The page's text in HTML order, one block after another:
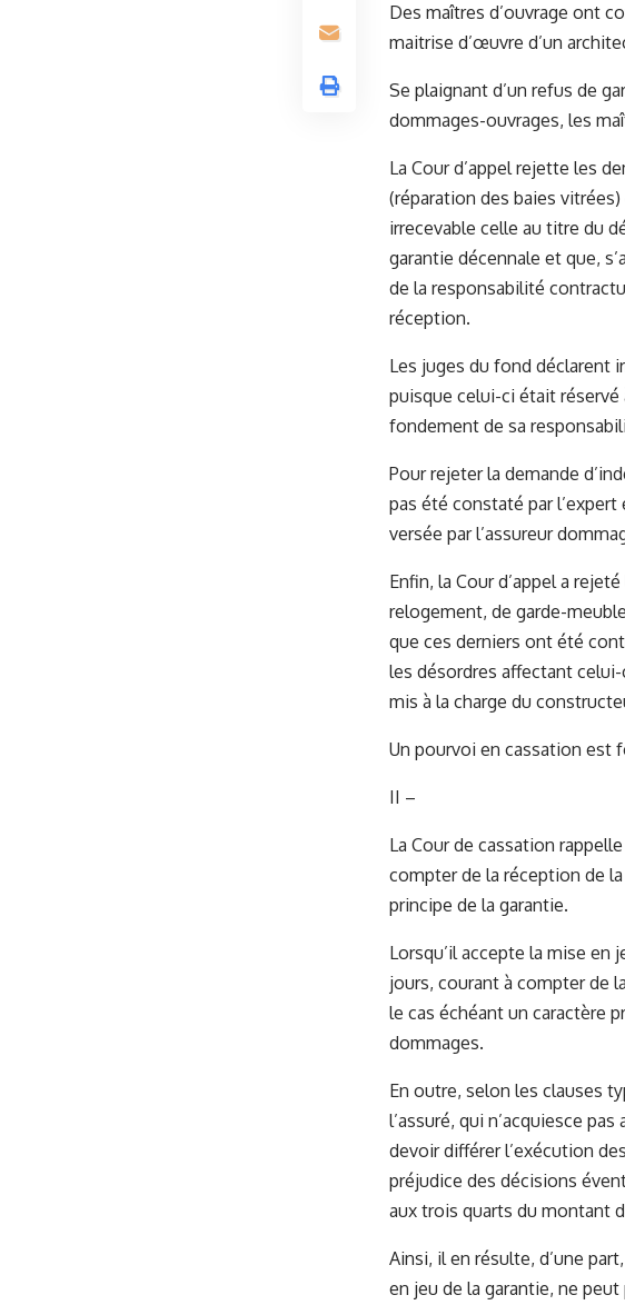
Des maîtres d’ouvrage ont
maitrise d’œuvre d’un
Se plaignant d’un refus de
dommages-ouvrages, les
La Cour d’appel rejette les
(réparation des baies
irrecevable celle au titre du
garantie décennale et que,
de la responsabilité
réception.
Les juges du fond déclarent
puisque celui-ci était
fondement de sa
Pour rejeter la demande
pas été constaté par l’expert
versée par l’assureur
Enfin, la Cour d’appel a
relogement, de garde-
que ces derniers ont été
les désordres affectant
mis à la charge du
Un pourvoi en cassation est
II –
La Cour de cassation
compter de la réception de
principe de la garantie.
Lorsqu’il accepte la mise en
jours, courant à compter de
le cas échéant un caractère
dommages.
En outre, selon les clauses
l’assuré, qui n’acquiesce
devoir différer l’exécution
préjudice des décisions
aux trois quarts du montant
Ainsi, il en résulte, d’une
en jeu de la garantie, ne